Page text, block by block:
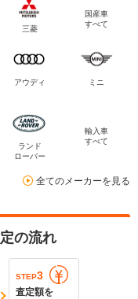
三菱
国産車
すべて
アウディ ミニ
ランド
ローバー
輸入車
すべて
全てのメーカーを見る
の流れ
STEP3
査定額を